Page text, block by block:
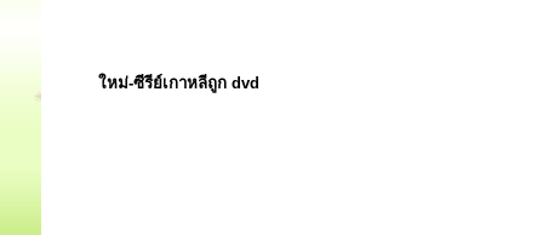
ใหม่-ซีรีย์เกาหลีถูก dvd